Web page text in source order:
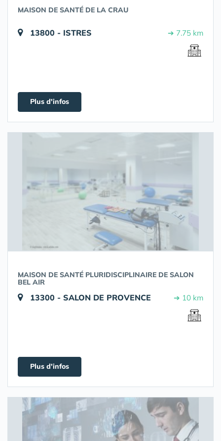
MAISON DE SANTÉ DE LA CRAU
13800 - ISTRES ➔ 7.75 km
Plus d'infos
MAISON DE SANTÉ PLURIDISCIPLINAIRE DE SALON
BEL AIR
13300 - SALON DE PROVENCE ➔ 10 km
Plus d'infos